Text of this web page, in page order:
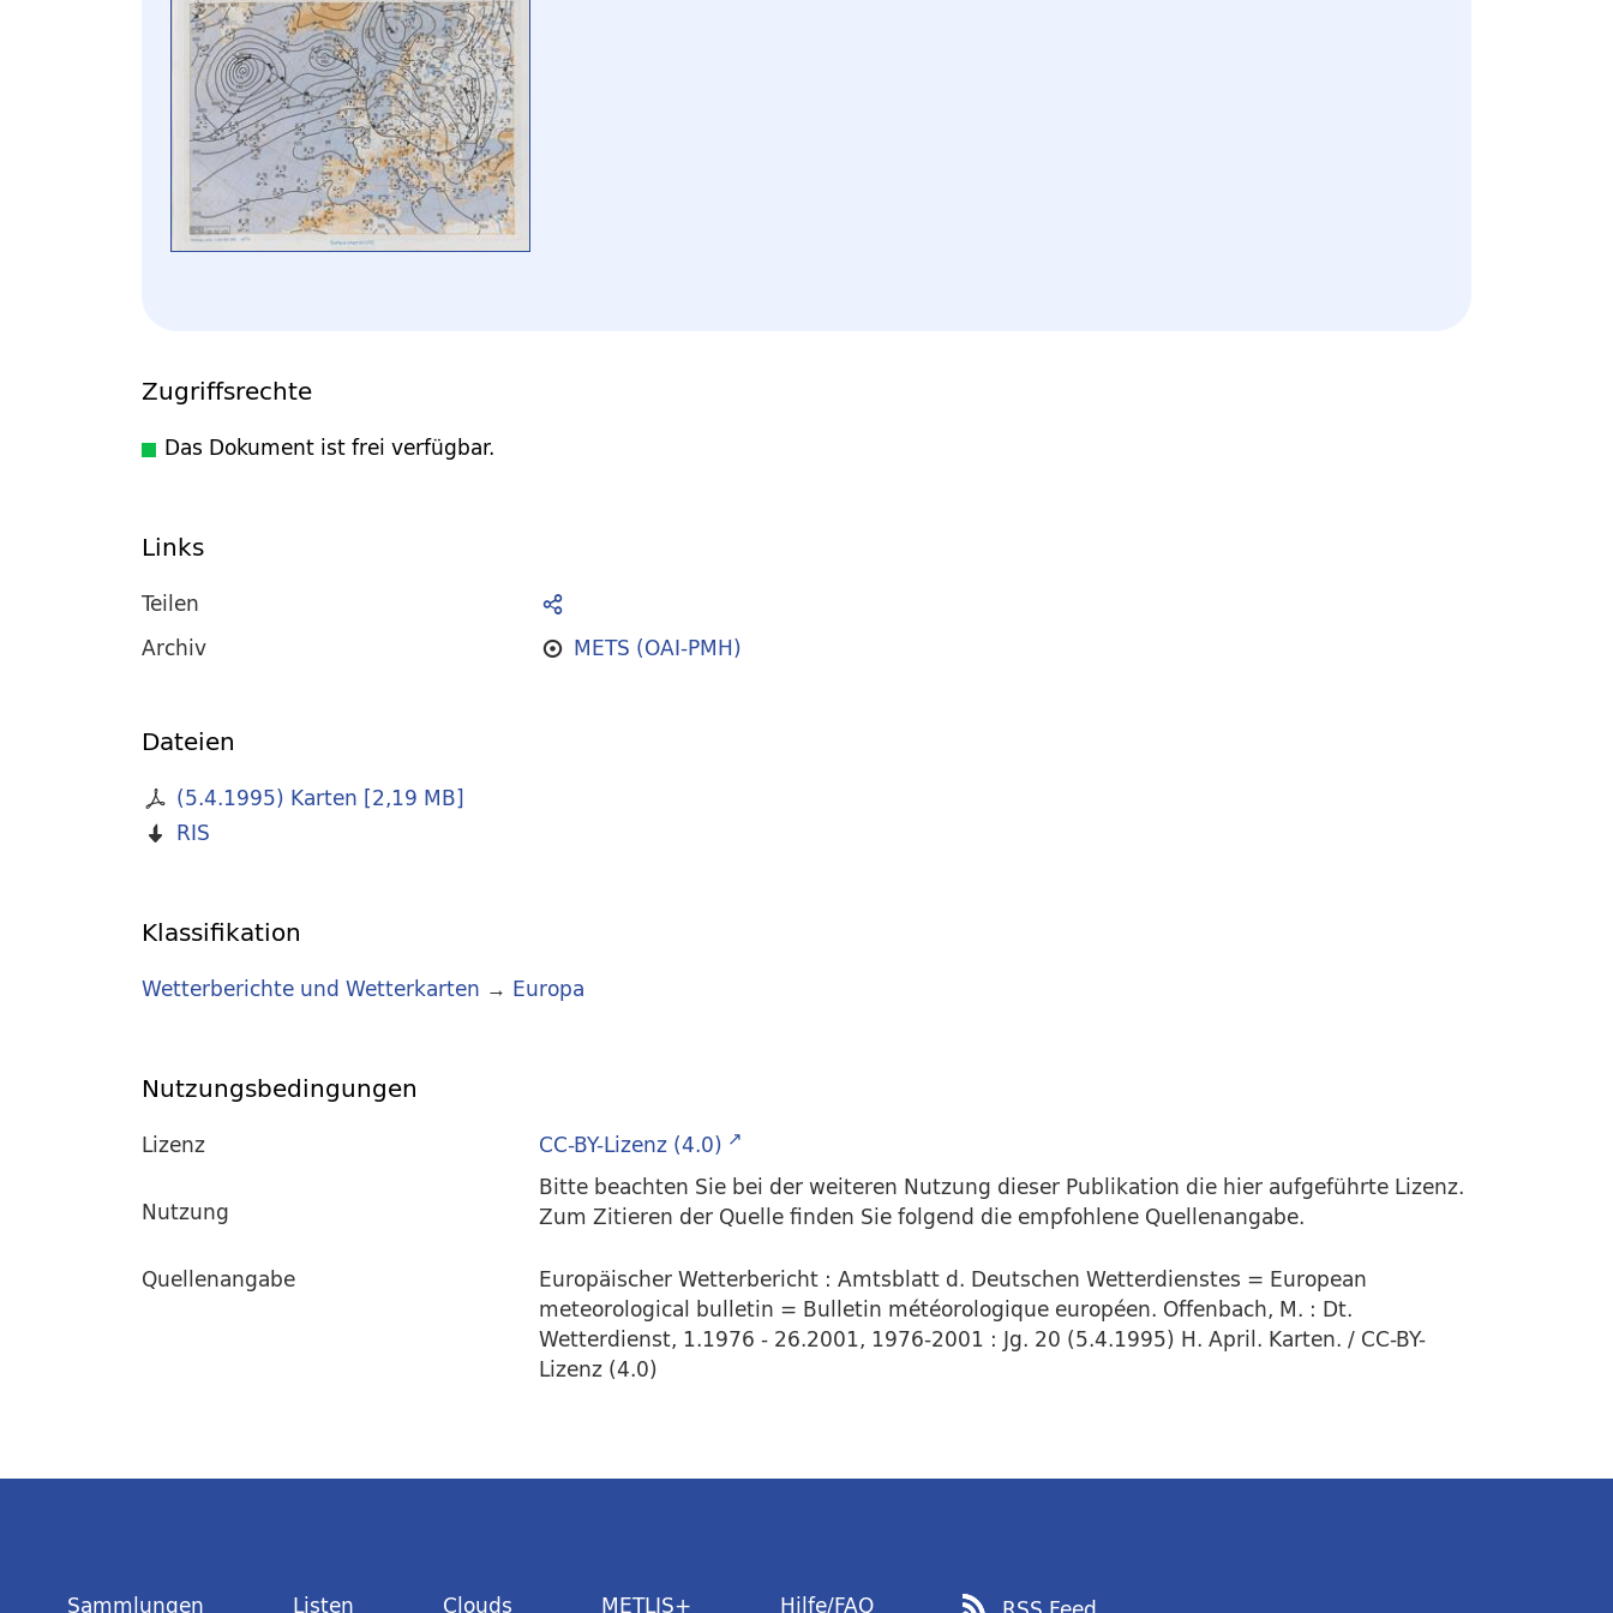
Zugriffsrechte
Das Dokument ist frei verfügbar.
Links
Teilen
Archiv
METS (OAI-PMH)
Dateien
(5.4.1995) Karten [2,19 MB]
RIS
Klassifikation
Wetterberichte und Wetterkarten → Europa
Nutzungsbedingungen
Lizenz
CC-BY-Lizenz (4.0)
Nutzung
Bitte beachten Sie bei der weiteren Nutzung dieser Publikation die hier aufgeführte Lizenz.
Zum Zitieren der Quelle finden Sie folgend die empfohlene Quellenangabe.
Quellenangabe
Europäischer Wetterbericht : Amtsblatt d. Deutschen Wetterdienstes = European
meteorological bulletin = Bulletin météorologique européen. Offenbach, M. : Dt.
Wetterdienst, 1.1976 - 26.2001, 1976-2001 : Jg. 20 (5.4.1995) H. April. Karten. / CC-BY-
Lizenz (4.0)
Sammlungen Listen Clouds METLIS+ Hilfe/FAQ